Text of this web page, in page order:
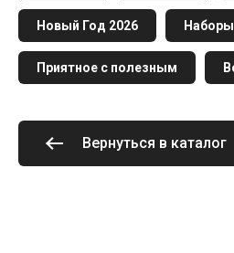
Новый Год 2026
Приятное с полезным
Вернуться в каталог